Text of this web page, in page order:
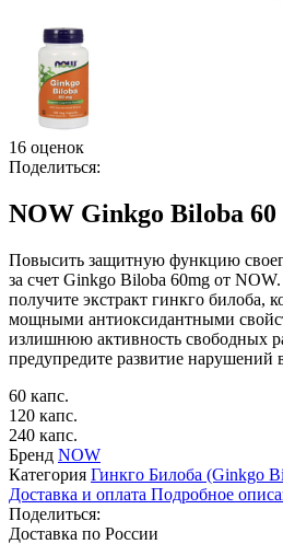
16 оценок
Поделиться:
NOW Ginkgo Biloba 60
Повысить защитную функцию
за счет Ginkgo Biloba 60mg от
получите экстракт гинкго билоба,
мощными антиоксидантными
излишнюю активность свободных
предупредите развитие нарушений
60 капс.
120 капс.
240 капс.
Бренд NOW
Категория Гинкго Билоба (Ginkgo
Доставка и оплата Подробное
Поделиться:
Доставка по России